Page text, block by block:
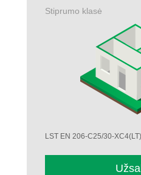
Stiprumo klasė
LST EN 206-C25/30-